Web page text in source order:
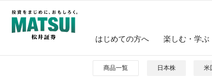
はじめての方へ 楽しむ・学ぶ
商品一覧 日本株 米